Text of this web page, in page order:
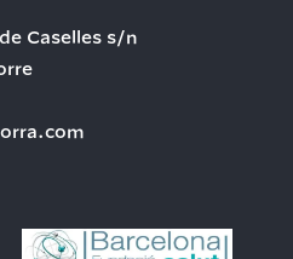
Caselles s/n